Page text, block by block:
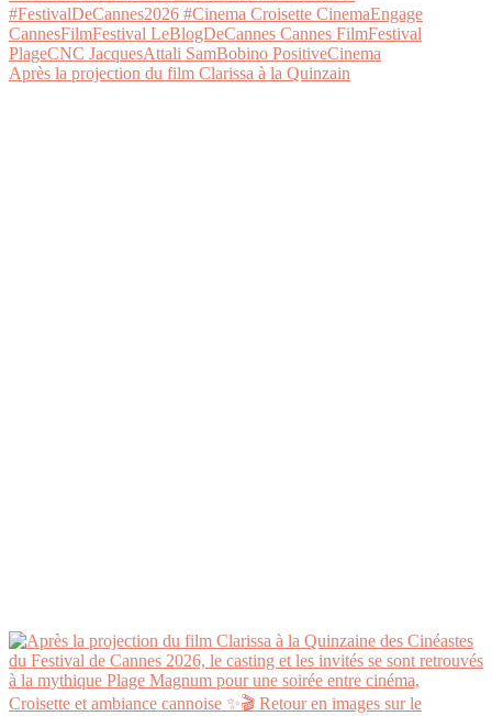
Après la projection du film Clarissa à la Quinzain